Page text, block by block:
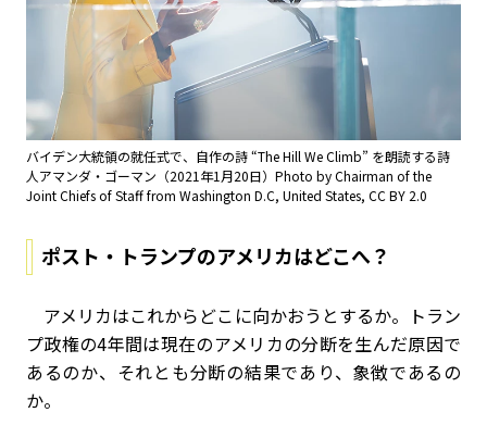
バイデン大統領の就任式で、自作の詩 “The Hill We Climb” を朗読する詩
人アマンダ・ゴーマン（2021年1月20日）Photo by Chairman of the
Joint Chiefs of Staff from Washington D.C, United States, CC BY 2.0
ポスト・トランプのアメリカはどこへ？
アメリカはこれからどこに向かおうとするか。トラン
プ政権の4年間は現在のアメリカの分断を生んだ原因で
あるのか、それとも分断の結果であり、象徴であるの
か。